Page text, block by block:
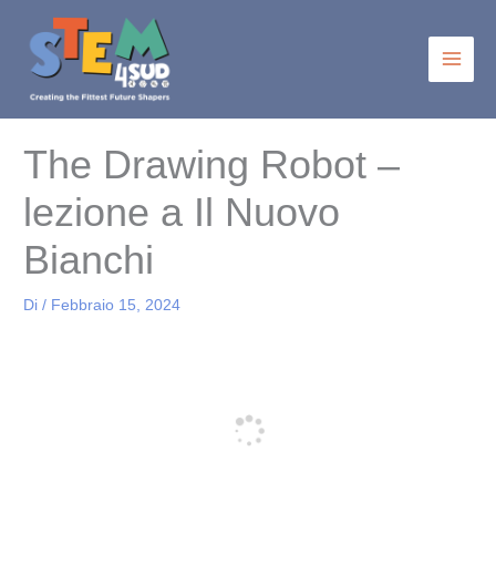
contenuto
The Drawing Robot –
lezione a Il Nuovo
Bianchi
Di/ Febbraio 15, 2024